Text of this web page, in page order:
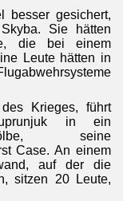
besser gesichert,
Sie hätten
die bei einem
Leute hätten in
Krieges, führt
in ein
seine
Case. An einem
auf der die
sitzen 20 Leute,